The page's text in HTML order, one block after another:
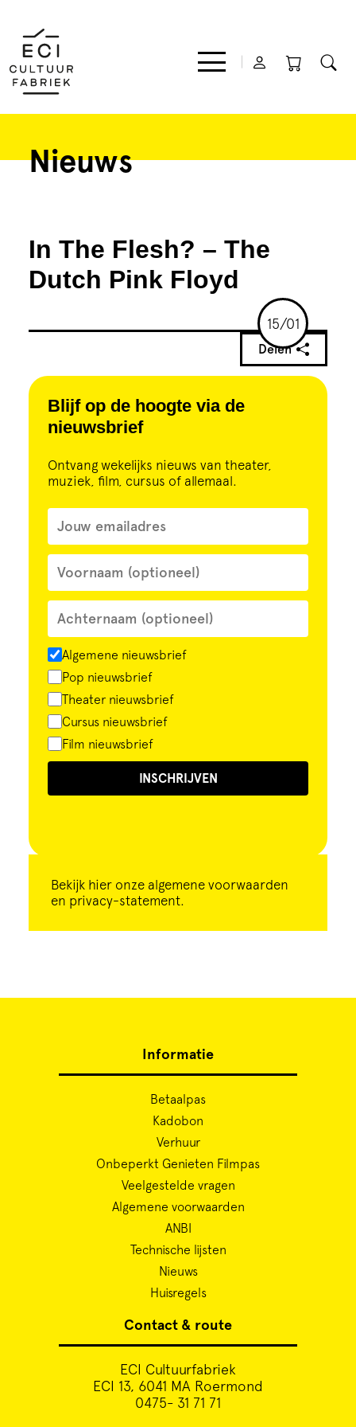
Film
Theater
Onderwijs
ECI Cultuurcafé
Over ons
Contact
Steun ons
Nieuws
Blijf op de hoogte via de
nieuwsbrief
Ontvang wekelijks nieuws van theater,
muziek, film, cursus of allemaal.
Algemene nieuwsbrief
Pop nieuwsbrief
Theater nieuwsbrief
Cursus nieuwsbrief
Film nieuwsbrief
INSCHRIJVEN
Bekijk hier onze algemene voorwaarden
en privacy-statement.
In The Flesh? – The
Dutch Pink Floyd
15/01
Delen
Informatie
Betaalpas
Kadobon
Verhuur
Onbeperkt Genieten Filmpas
Veelgestelde vragen
Algemene voorwaarden
ANBI
Technische lijsten
Nieuws
Huisregels
Contact & route
ECI Cultuurfabriek
ECI 13, 6041 MA Roermond
0475- 31 71 71